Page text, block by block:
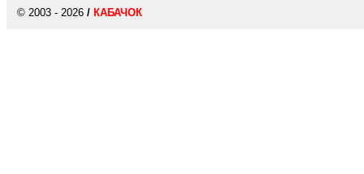
© 2003 - 2026 / КАБАЧОК